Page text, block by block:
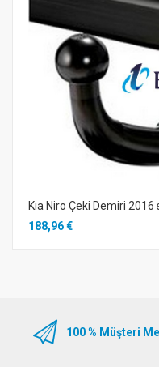
Kıa Niro Çeki Demiri 2016
188,96 €
100 % Müşteri